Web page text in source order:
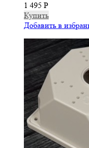
1 495 Р
Купить
Добавить в